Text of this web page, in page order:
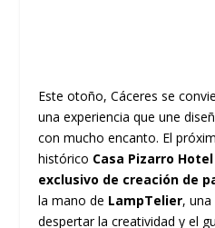
Este otoño, Cáceres se
una experiencia que une
con mucho encanto. El
histórico Casa Pizarro Hotel
exclusivo de creación de
la mano de LampTelier,
despertar la creatividad y el